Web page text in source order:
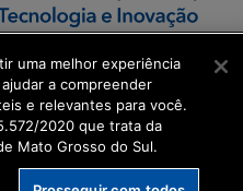
uma melhor experiência
a compreender
e relevantes para você.
2020 que trata da
Mato Grosso do Sul.